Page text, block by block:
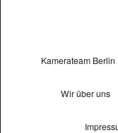
Kamerateam Berlin
Wir über uns